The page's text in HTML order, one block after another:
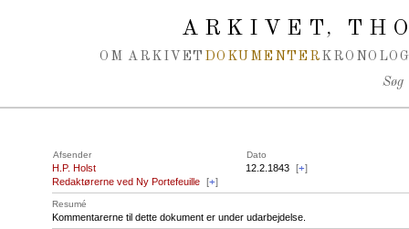
ARKIVET,
OM ARKIVET DOKUMENTER
Søg
Afsender Dato
H.P. Holst
Redaktørerne ved Ny Portefeuille
[+]
12.2.1843 [+]
Resumé
Kommentarerne til dette dokument er under udarbejdelse.